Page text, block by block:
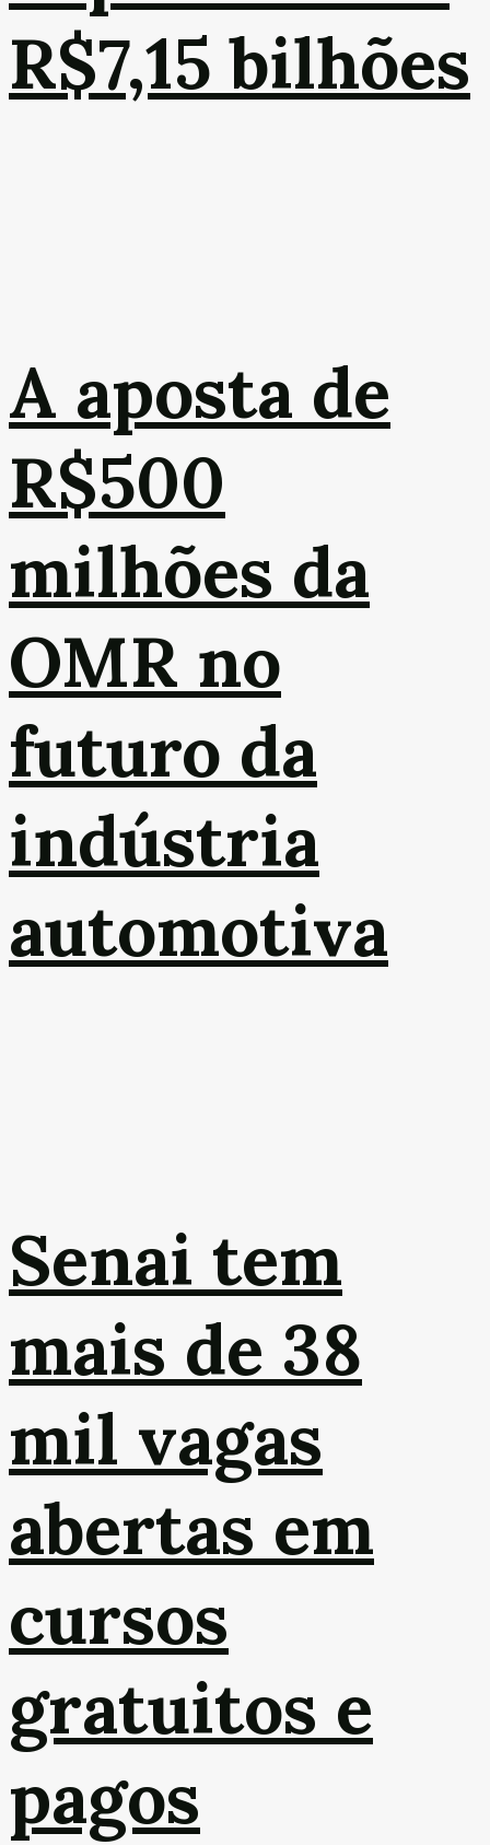
R$7,15 bilhões
A aposta de
R$500
milhões da
OMR no
futuro da
indústria
automotiva
Senai tem
mais de 38
mil vagas
abertas em
cursos
gratuitos e
pagos